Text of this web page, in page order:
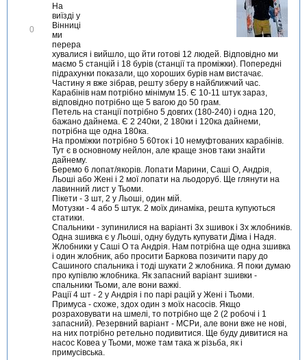
0
На
виїзді у
Вінниці
ми
перера
хувалися і вийшло, що йти готові 12 людей. Відповідно ми
маємо 5 станцій і 18 бурів (станції та проміжки). Попередні
підрахунки показали, що хороших бурів нам вистачає.
Частину я вже зібрав, решту зберу в найближчий час.
Карабінів нам потрібно мінімум 15. Є 10-11 штук зараз,
відповідно потрібно ще 5 вагою до 50 грам.
Петель на станції потрібно 5 довгих (180-240) і одна 120,
бажано дайнема. Є 2 240ки, 2 180ки і 120ка дайнеми,
потрібна ще одна 180ка.
На проміжки потрібно 5 60ток і 10 немуфтованих карабінів.
Тут є в основному нейлон, але краще знов таки знайти
дайнему.
Беремо 6 лопат/якорів. Лопати Марини, Саші О, Андрія,
Льоші або Жені і 2 мої лопати на льодоруб. Ще глянути на
лавинний лист у Тьоми.
Пікети - 3 шт, 2 у Льоші, один мій.
Мотузки - 4 або 5 штук. 2 моїх динаміка, решта купуються
статики.
Спальники - зупинилися на варіанті 3х зшивок і 3х жлобників.
Одна зшивка є у Льоші, одну будуть купувати Діма і Надя.
Жлобники у Саші О та Андрія. Нам потрібна ще одна зшивка
і один жлобник, або просити Баркова позичити пару до
Сашиного спальника і тоді шукати 2 жлобника. Я поки думаю
про купівлю жлобника. Як запасний варіант зшивки -
спальники Тьоми, але вони важкі.
Рації 4 шт - 2 у Андрія і по парі рацій у Жені і Тьоми.
Примуса - схоже, здох один з моїх насосів. Якщо
розраховувати на шмелі, то потрібно ще 2 (2 робочі і 1
запасний). Резервний варіант - МСРи, але вони вже не нові,
на них потрібно ретельно подивитися. Ще буду дивитися на
насос Ковеа у Тьоми, може там така ж різьба, як і
примусівська.